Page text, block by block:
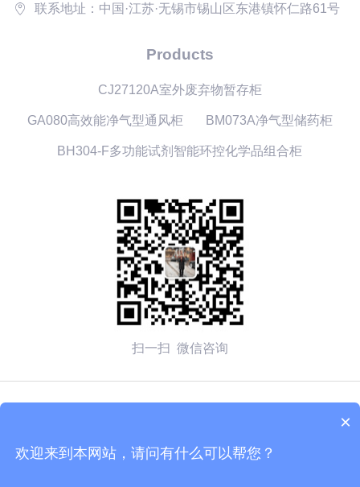
联系地址：中国·江苏·无锡市锡山区东港镇怀仁路61号
Products
CJ27120A室外废弃物暂存柜
GA080高效能净气型通风柜 BM073A净气型储药柜
BH304-F多功能试剂智能环控化学品组合柜
扫一扫 微信咨询
技术支持：化工仪器网管理登陆 sitemap.xml
×
欢迎来到本网站，请问有什么可以帮您？